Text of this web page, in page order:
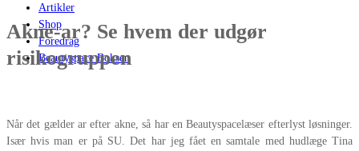
Artikler
Shop
Foredrag
Beautyspace Boksen
Akne-ar? Se hvem der udgør
risikogruppen
Når det gælder ar efter akne, så har en Beautyspacelæser efterlyst løsninger.
Især hvis man er på SU. Det har jeg fået en samtale med hudlæge Tina